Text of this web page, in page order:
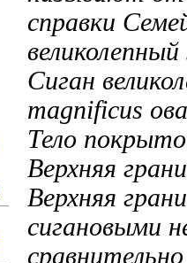
справки
Сиган
magnificus
Тело
Верхняя
Верхняя
сигановыми
сравнительно